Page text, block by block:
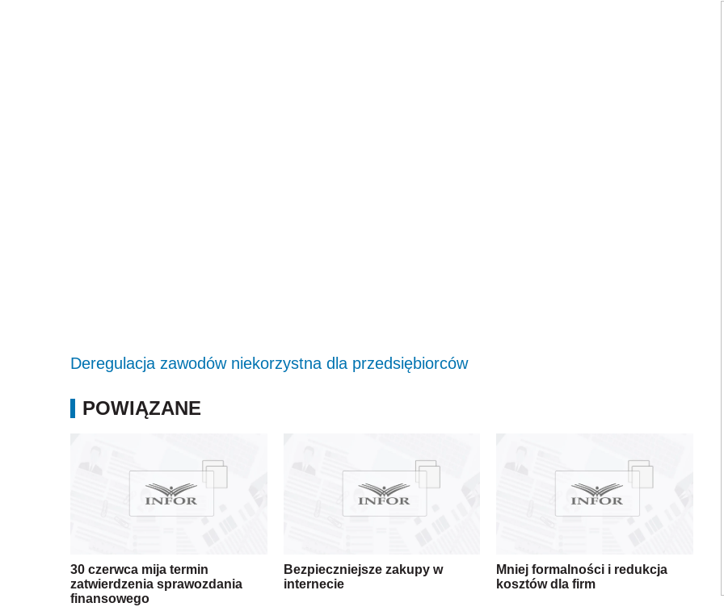
Deregulacja zawodów niekorzystna dla przedsiębiorców
POWIĄZANE
30 czerwca mija termin
zatwierdzenia sprawozdania
finansowego
Bezpieczniejsze zakupy w
internecie
Mniej formalności i redukcja
kosztów dla firm